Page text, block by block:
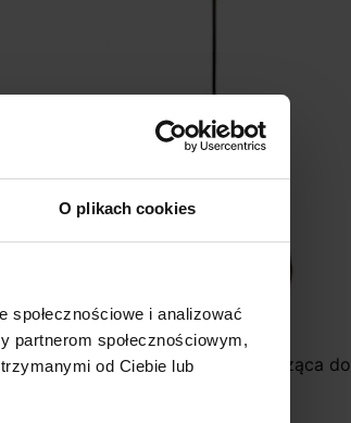
O plikach cookies
i analizować
partnerom społecznościowym,
od Ciebie lub
REDLUX Blondie 25 Lampa wisząca do